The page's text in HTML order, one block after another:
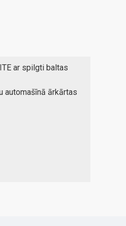
ar spilgti baltas
automašīnā ārkārtas